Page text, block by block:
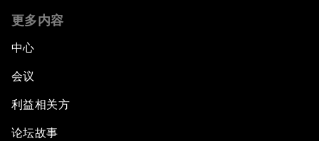
更多内容
中心
会议
利益相关方
论坛故事